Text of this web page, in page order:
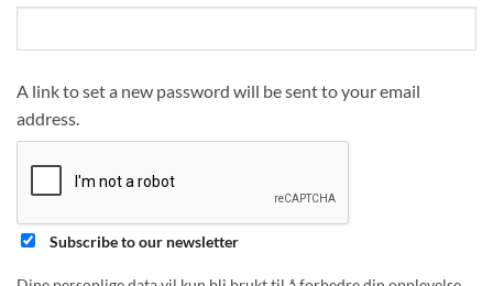
A link to set a new password will be sent to your email
address.
Subscribe to our newsletter